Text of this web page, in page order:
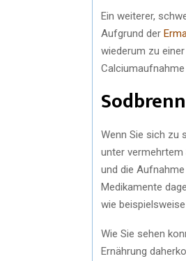
Ein weiterer,
Aufgrund der
wiederum zu
Wenn Sie sich zu
unter vermehrtem
und die
Medikamente
wie
Wie Sie sehen
Ernährung